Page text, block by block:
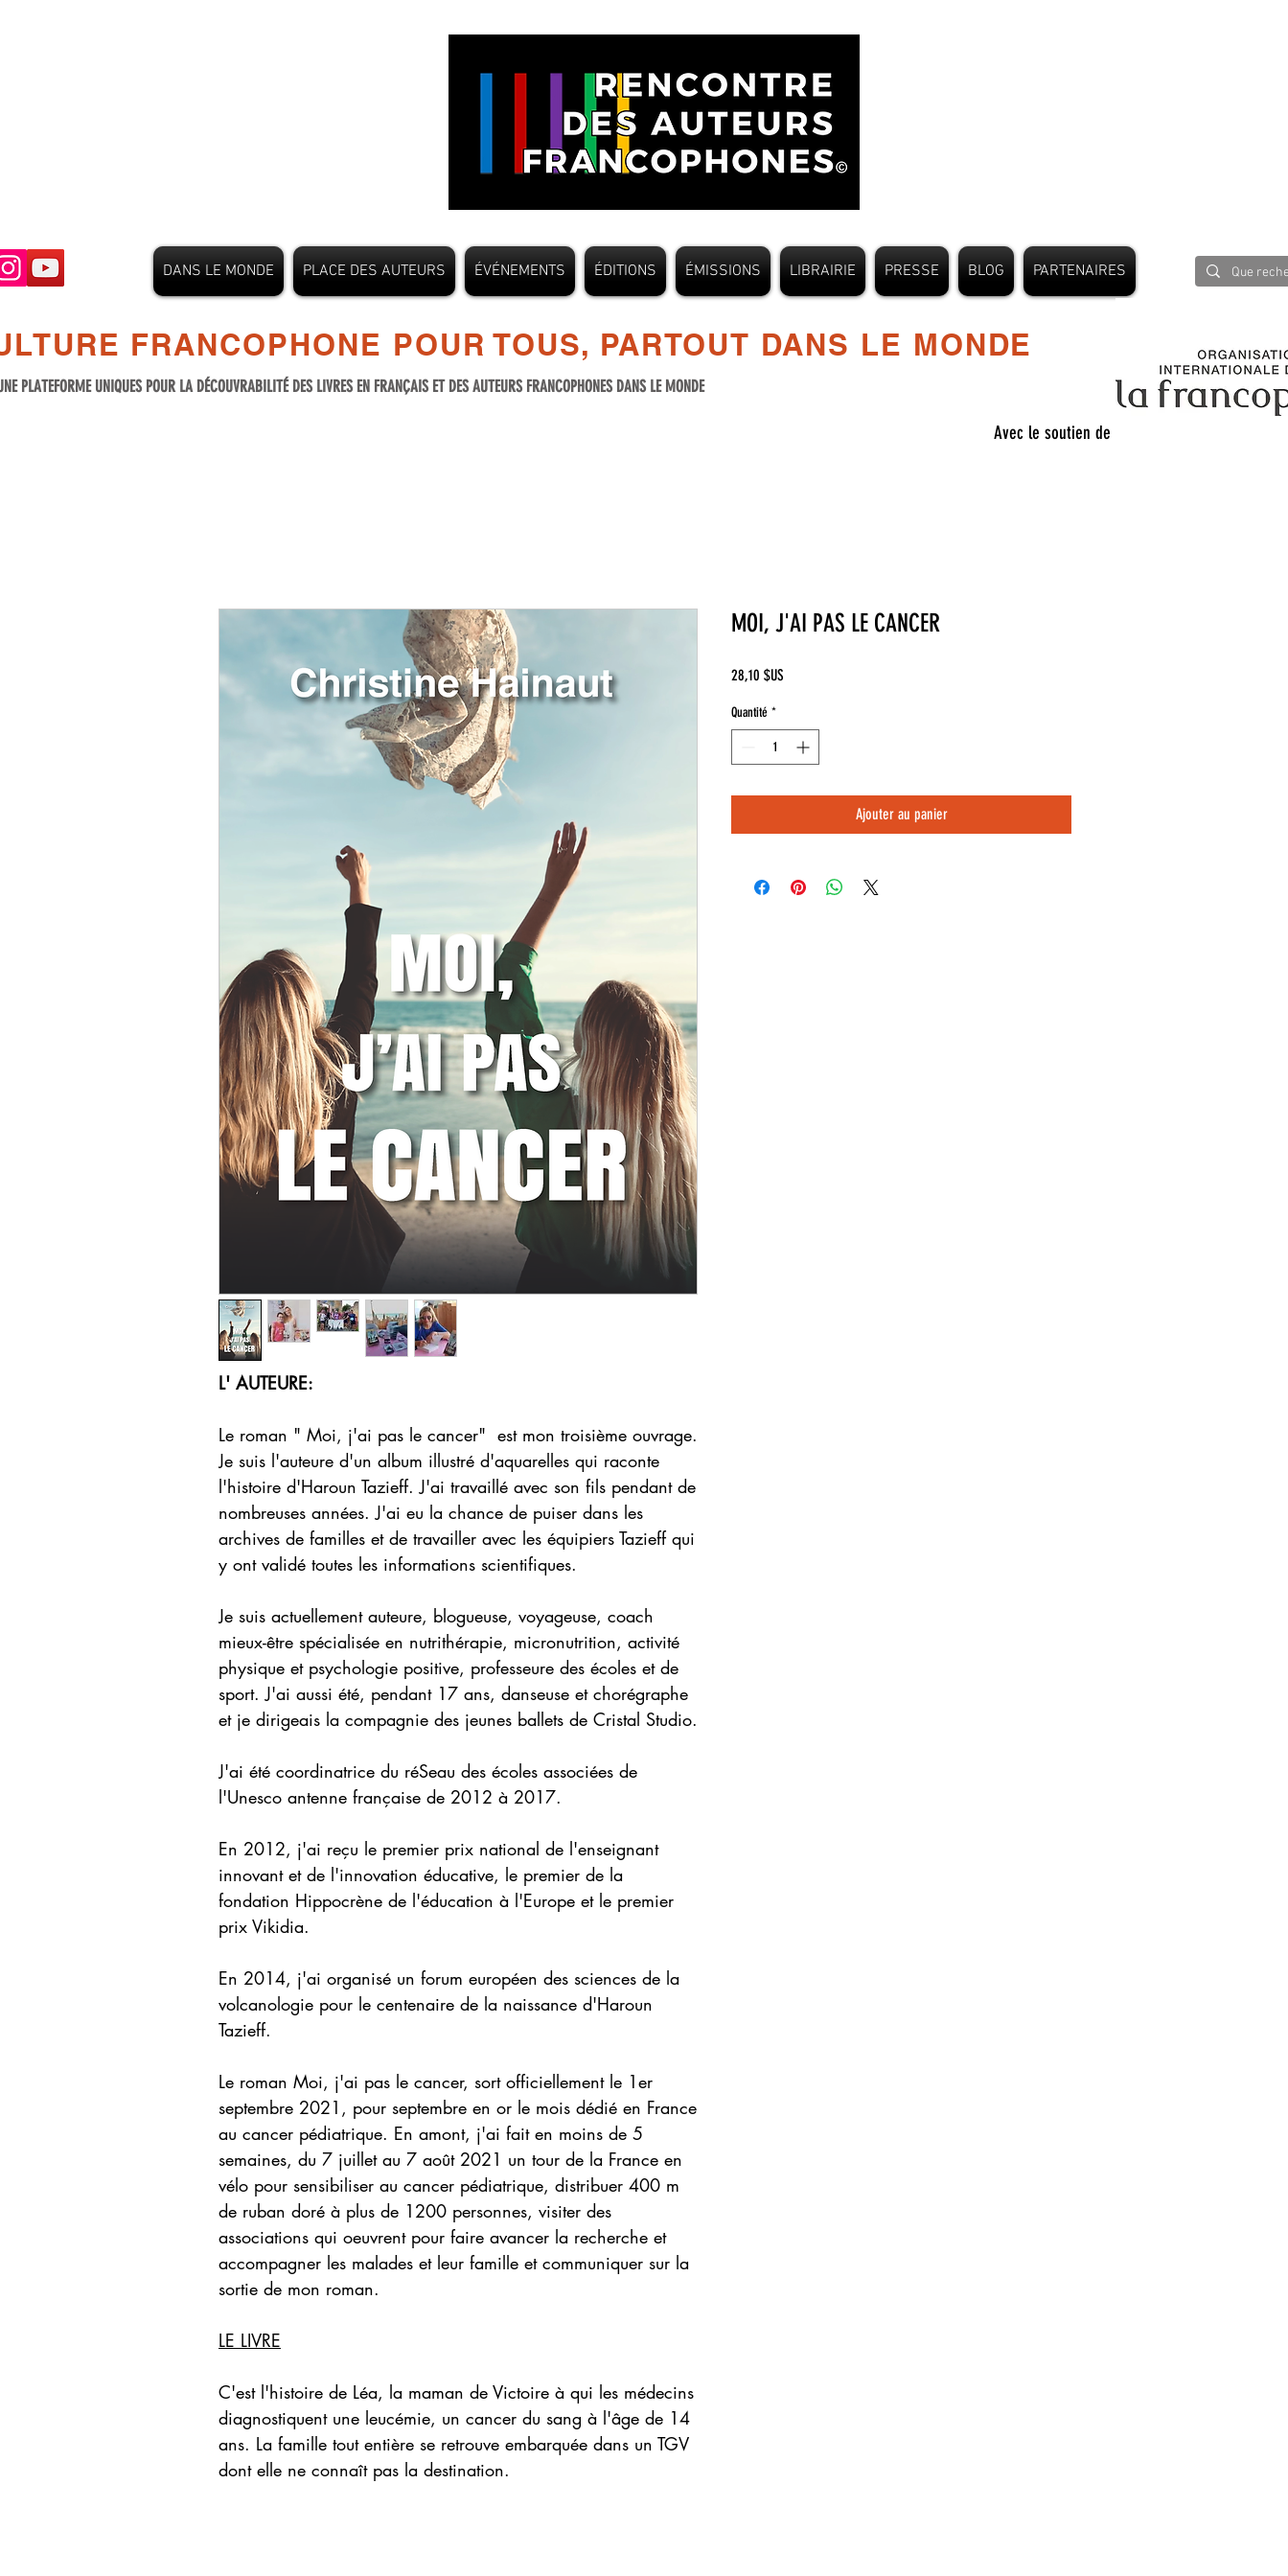
DANS LE MONDE PLACE DES AUTEURS ÉVÉNEMENTS ÉDITIONS ÉMISSIONS LIBRAIRIE PRESSE BLOG PARTENAIRES
FRANCOPHONE POUR TOUS, PARTOUT DANS LE MONDE
PLATEFORME UNIQUES POUR LA DÉCOUVRABILITÉ DES LIVRES EN FRANÇAIS ET DES AUTEURS FRANCOPHONES DANS LE MONDE
Avec le soutien de
L' AUTEURE:
Le roman " Moi, j'ai pas le cancer" est mon troisième ouvrage.
Je suis l'auteure d'un album illustré d'aquarelles qui raconte
l'histoire d'Haroun Tazieff. J'ai travaillé avec son fils pendant de
nombreuses années. J'ai eu la chance de puiser dans les
archives de familles et de travailler avec les équipiers Tazieff qui
y ont validé toutes les informations scientifiques.
Je suis actuellement auteure, blogueuse, voyageuse, coach
mieux-être spécialisée en nutrithérapie, micronutrition, activité
physique et psychologie positive, professeure des écoles et de
sport. J'ai aussi été, pendant 17 ans, danseuse et chorégraphe
et je dirigeais la compagnie des jeunes ballets de Cristal Studio.
J'ai été coordinatrice du réSeau des écoles associées de
l'Unesco antenne française de 2012 à 2017.
En 2012, j'ai reçu le premier prix national de l'enseignant
innovant et de l'innovation éducative, le premier de la
fondation Hippocrène de l'éducation à l'Europe et le premier
prix Vikidia.
En 2014, j'ai organisé un forum européen des sciences de la
volcanologie pour le centenaire de la naissance d'Haroun
Tazieff.
Le roman Moi, j'ai pas le cancer, sort officiellement le 1er
septembre 2021, pour septembre en or le mois dédié en France
au cancer pédiatrique. En amont, j'ai fait en moins de 5
semaines, du 7 juillet au 7 août 2021 un tour de la France en
vélo pour sensibiliser au cancer pédiatrique, distribuer 400 m
de ruban doré à plus de 1200 personnes, visiter des
associations qui oeuvrent pour faire avancer la recherche et
accompagner les malades et leur famille et communiquer sur la
sortie de mon roman.
LE LIVRE
C'est l'histoire de Léa, la maman de Victoire à qui les médecins
diagnostiquent une leucémie, un cancer du sang à l'âge de 14
ans. La famille tout entière se retrouve embarquée dans un TGV
dont elle ne connaît pas la destination.
MOI, J'AI PAS LE CANCER
28,10 $US
Quantité *
Ajouter au panier